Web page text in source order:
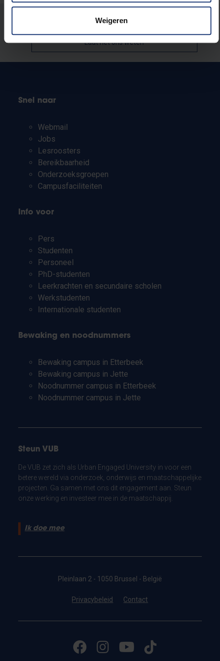
Weigeren
Stond er een fout op deze pagina?
Laat het ons weten
Snel naar
Webmail
Jobs
Lesroosters
Bereikbaarheid
Onderzoeksgroepen
Campusfaciliteiten
Info voor
Pers
Studenten
Personeel
PhD-studenten
Leerkrachten en secundaire scholen
Werkstudenten
Internationale studenten
Bewaking en noodnummers
Bewaking campus in Etterbeek
Bewaking campus in Jette
Noodnummer campus in Etterbeek
Noodnummer campus in Jette
Steun VUB
De VUB zet zich als Urban Engaged University in voor een
betere wereld via onderzoek, onderwijs en maatschappelijke
projecten. Ga samen met ons dit engagement aan. Steun
onze werking en investeer mee in de maatschappij.
Ik doe mee
Pleinlaan 2 - 1050 Brussel - België
Privacybeleid Contact